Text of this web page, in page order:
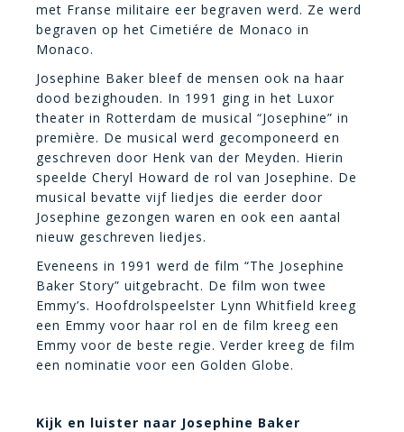
met Franse militaire eer begraven werd. Ze werd
begraven op het Cimetiére de Monaco in
Monaco.
Josephine Baker bleef de mensen ook na haar
dood bezighouden. In 1991 ging in het Luxor
theater in Rotterdam de musical “Josephine” in
première. De musical werd gecomponeerd en
geschreven door Henk van der Meyden. Hierin
speelde Cheryl Howard de rol van Josephine. De
musical bevatte vijf liedjes die eerder door
Josephine gezongen waren en ook een aantal
nieuw geschreven liedjes.
Eveneens in 1991 werd de film “The Josephine
Baker Story” uitgebracht. De film won twee
Emmy’s. Hoofdrolspeelster Lynn Whitfield kreeg
een Emmy voor haar rol en de film kreeg een
Emmy voor de beste regie. Verder kreeg de film
een nominatie voor een Golden Globe.
Kijk en luister naar Josephine Baker